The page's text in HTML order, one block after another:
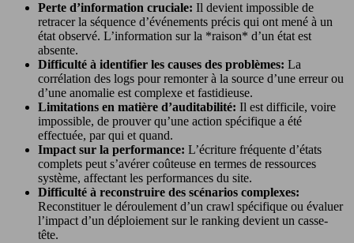
Perte d’information cruciale: Il devient impossible de
retracer la séquence d’événements précis qui ont mené à un
état observé. L’information sur la *raison* d’un état est
absente.
Difficulté à identifier les causes des problèmes: La
corrélation des logs pour remonter à la source d’une erreur ou
d’une anomalie est complexe et fastidieuse.
Limitations en matière d’auditabilité: Il est difficile, voire
impossible, de prouver qu’une action spécifique a été
effectuée, par qui et quand.
Impact sur la performance: L’écriture fréquente d’états
complets peut s’avérer coûteuse en termes de ressources
système, affectant les performances du site.
Difficulté à reconstruire des scénarios complexes:
Reconstituer le déroulement d’un crawl spécifique ou évaluer
l’impact d’un déploiement sur le ranking devient un casse-
tête.